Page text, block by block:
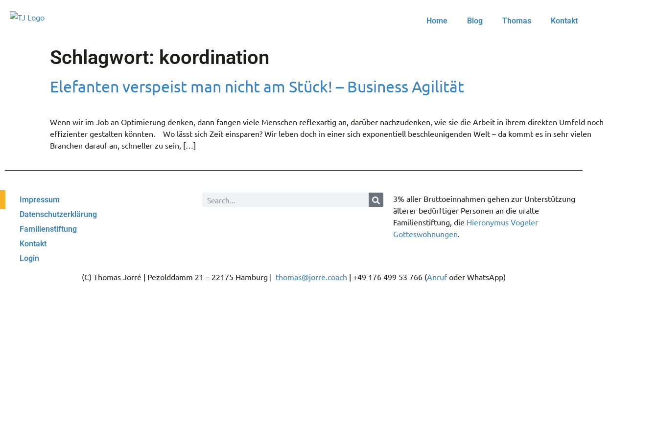
Home Blog Thomas Kontakt
Schlagwort: koordination
Elefanten verspeist man nicht am Stück! – Business Agilität
Wenn wir im Job an Optimierung denken, dann fangen viele Menschen reflexartig an, darüber nachzudenken, wie sie die Arbeit in ihrem direkten Umfeld noch
effizienter gestalten könnten. Wo lässt sich Zeit einsparen? Wir leben doch in einer sich exponentiell beschleunigenden Welt – da kommt es in sehr vielen
Branchen darauf an, schneller zu sein, […]
Impressum
Datenschutzerklärung
Familienstiftung
Kontakt
Login
3% aller Bruttoeinnahmen gehen zur Unterstützung
älterer bedürftiger Personen an die uralte
Familienstiftung, die Hieronymus Vogeler
Gotteswohnungen.
(C) Thomas Jorré | Pezolddamm 21 – 22175 Hamburg | thomas@jorre.coach | +49 176 499 53 766 (Anrufoder WhatsApp)